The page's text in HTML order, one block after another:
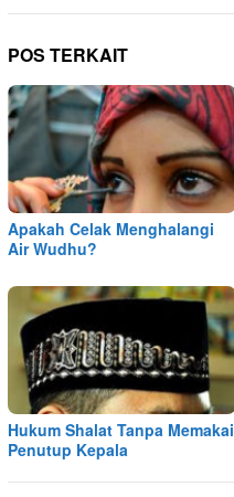
POS TERKAIT
Apakah Celak Menghalangi
Air Wudhu?
Hukum Shalat Tanpa Memakai
Penutup Kepala